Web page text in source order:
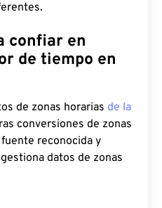
confiar en
de tiempo en
de zonas horarias de la
conversiones de zonas
reconocida y
datos de zonas